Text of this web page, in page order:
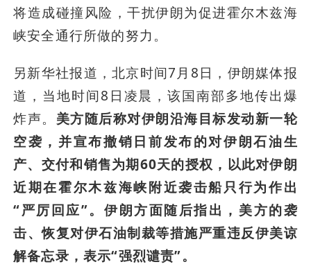
将造成碰撞风险，干扰伊朗为促进霍尔木兹海
峡安全通行所做的努力。
另新华社报道，北京时间7月8日，伊朗媒体报
道，当地时间8日凌晨，该国南部多地传出爆
炸声。 美方随后称对伊朗沿海目标发动新一轮
空袭，并宣布撤销日前发布的对伊朗石油生
产、交付和销售为期60天的授权，以此对伊朗
近期在霍尔木兹海峡附近袭击船只行为作出
“严厉回应”。伊朗方面随后指出，美方的袭
击、恢复对伊石油制裁等措施严重违反伊美谅
解备忘录，表示“强烈谴责”。